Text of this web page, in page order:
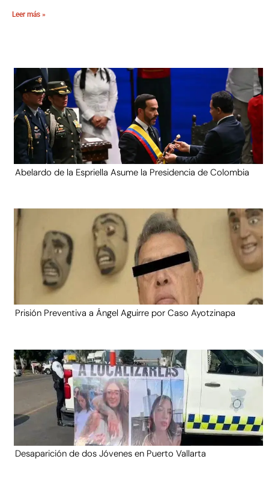
Leer más »
Abelardo de la Espriella Asume la Presidencia de Colombia
Prisión Preventiva a Ángel Aguirre por Caso Ayotzinapa
Desaparición de dos Jóvenes en Puerto Vallarta